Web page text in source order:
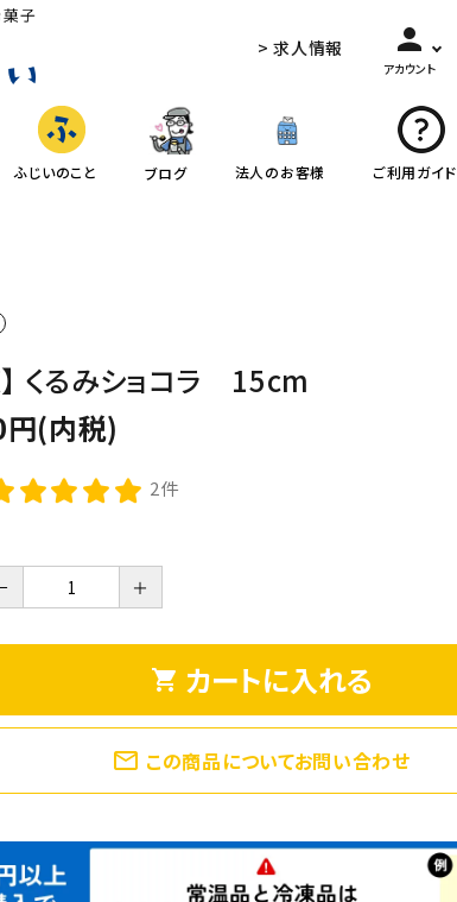
> 求人情報 person
アカウント
ふじいのこと ブログ 法人のお客様 ご利用ガイド
】 くるみショコラ 15cm
(内税)
2件
＋
shopping_cart カートに入れる
mail_outline この商品についてお問い合わせ